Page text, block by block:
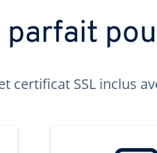
parfait
certificat SSL inclus